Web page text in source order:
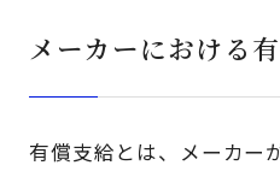
メーカーにおける
有償支給とは、メーカー